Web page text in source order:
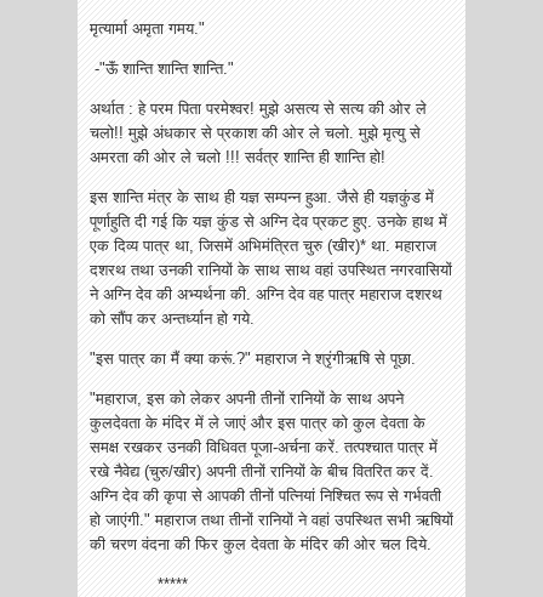
मृत्यार्मा अमृता गमय."
-"ऊॅं शान्ति शान्ति शान्ति."
अर्थात : हे परम पिता परमेश्वर! मुझे असत्य से सत्य की ओर ले
चलो!! मुझे अंधकार से प्रकाश की ओर ले चलो. मुझे मृत्यु से
अमरता की ओर ले‌ चलो !!! सर्वत्र शान्ति ही शान्ति हो!
इस शान्ति मंत्र के साथ ही यज्ञ सम्पन्न हुआ. जैसे ही यज्ञकुंड में
पूर्णाहुति दी गई कि यज्ञ कुंड से अग्नि देव प्रकट हुए. उनके हाथ में
एक दिव्य पात्र था, जिसमें अभिमंत्रित चुरु (खीर)* था. महाराज
दशरथ तथा उनकी रानियों के साथ साथ वहां उपस्थित नगरवासियों
ने अग्नि देव की अभ्यर्थना की. अग्नि देव वह पात्र महाराज दशरथ
को सौंप कर अन्तर्ध्यान हो गये.
"इस पात्र का मैं क्या करूं.?" महाराज ने श्रृंगीऋषि से पूछा.
"महाराज, इस को लेकर अपनी तीनों रानियों के साथ अपने
कुलदेवता के मंदिर में ले जाएं और इस पात्र को कुल देवता के
समक्ष रखकर उनकी विधिवत पूजा-अर्चना करें. तत्पश्चात पात्र में
रखे नैवेद्य (चुरु/खीर) अपनी तीनों रानियों के बीच वितरित कर दें.
अग्नि देव की कृपा से आपकी तीनों पत्नियां निश्चित रूप से गर्भवती
हो जाएंगी." महाराज तथा तीनों रानियों ने वहां उपस्थित सभी ऋषियों
की चरण वंदना की फिर कुल देवता के मंदिर की ओर चल दिये.
*****